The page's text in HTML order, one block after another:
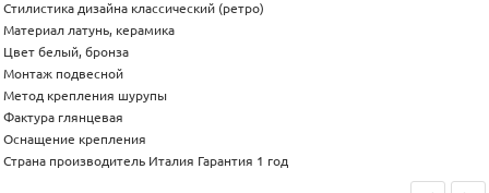
Стилистика дизайна классический (ретро)
Материал латунь, керамика
Цвет белый, бронза
Монтаж подвесной
Метод крепления шурупы
Фактура глянцевая
Оснащение крепления
Страна производитель Италия Гарантия 1 год